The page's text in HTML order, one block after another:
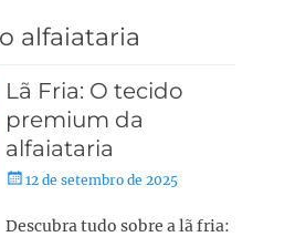
alfaiataria
Lã Fria: O tecido
premium da
alfaiataria
12 de setembro de 2025
Descubra tudo sobre a lã fria: